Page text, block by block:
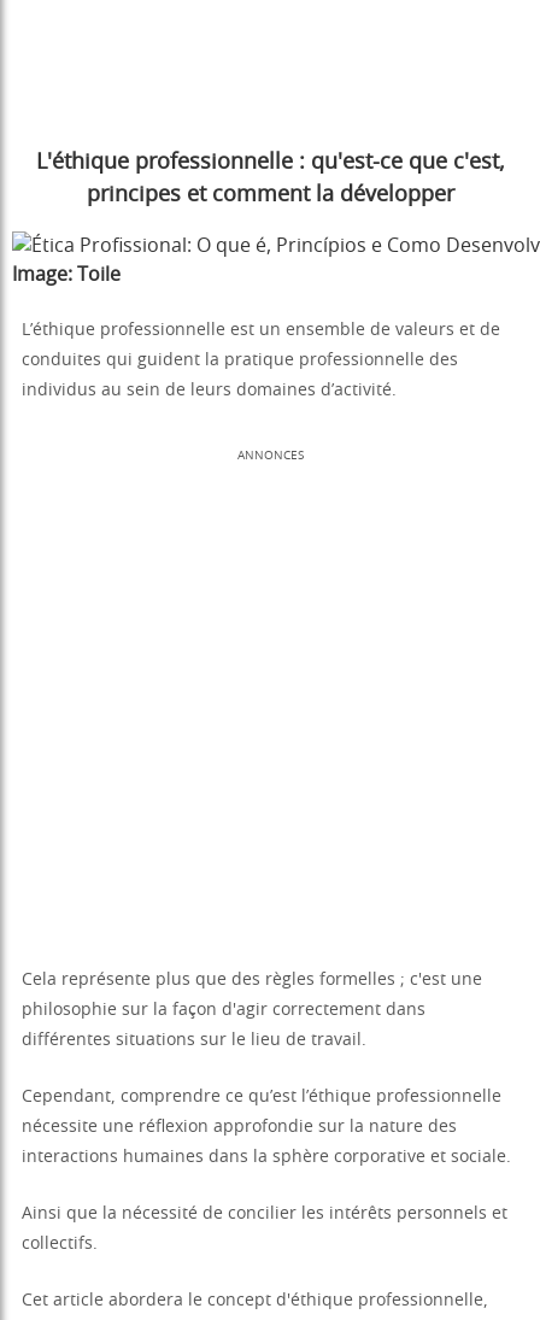
L'éthique professionnelle : qu'est-ce que c'est,
principes et comment la développer
Image: Toile
L’éthique professionnelle est un ensemble de valeurs et de
conduites qui guident la pratique professionnelle des
individus au sein de leurs domaines d’activité.
ANNONCES
Cela représente plus que des règles formelles ; c'est une
philosophie sur la façon d'agir correctement dans
différentes situations sur le lieu de travail.
Cependant, comprendre ce qu’est l’éthique professionnelle
nécessite une réflexion approfondie sur la nature des
interactions humaines dans la sphère corporative et sociale.
Ainsi que la nécessité de concilier les intérêts personnels et
collectifs.
Cet article abordera le concept d'éthique professionnelle,